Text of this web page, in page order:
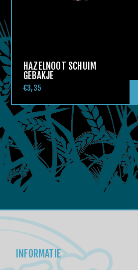
HAZELNOOT SCHUIM
GEBAKJE
€3,35
INFORMATIE